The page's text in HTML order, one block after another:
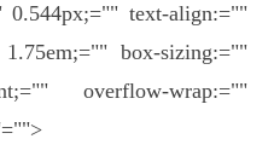
0.544px;="" text-align:=""
box-sizing:=""
overflow-wrap:=""